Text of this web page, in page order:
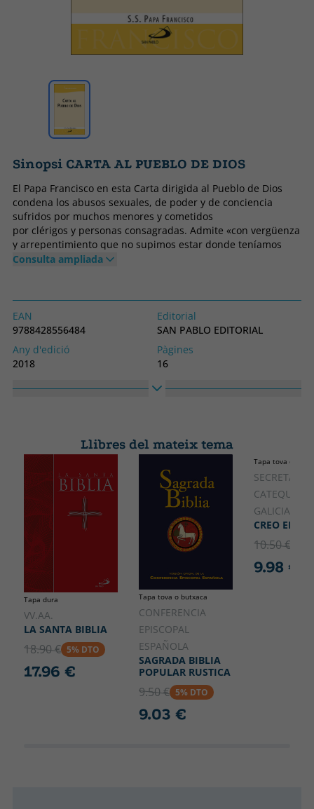
Sinopsi CARTA AL PUEBLO DE DIOS
El Papa Francisco en esta Carta dirigida al Pueblo de Dios
condena los abusos sexuales, de poder y de conciencia
sufridos por muchos menores y cometidos
por clérigos y personas consagradas. Admite «con vergüenza
y arrepentimiento que no supimos estar donde teníamos
que estar, que no actuamos a tiempo reconociendo la
más nuestro compromiso para garantizar la protección de
los menores y de los adultos en situación de vulnerabilidad.
Consulta ampliada
EAN
9788428556484
Editorial
SAN PABLO EDITORIAL
Any d'edició
2018
Pàgines
16
Idioma
Llibres del mateix tema
Tapa dura
VV.AA.
LA SANTA BIBLIA
18.90 € 5% DTO
17.96 €
Tapa tova o butxaca
CONFERENCIA
EPISCOPAL
ESPAÑOLA
SAGRADA BIBLIA
POPULAR RUSTICA
9.50 € 5% DTO
9.03 €
Tapa tova o
GALICIA,
CREO EN
10.50 €
9.98 €